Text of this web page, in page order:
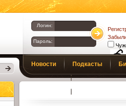
Логин:
Пароль:
Новости Подкасты